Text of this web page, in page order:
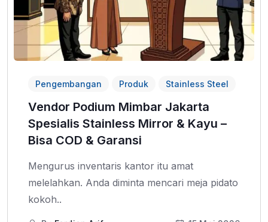
Pengembangan Produk Stainless Steel
Vendor Podium Mimbar Jakarta
Spesialis Stainless Mirror & Kayu –
Bisa COD & Garansi
Mengurus inventaris kantor itu amat
melelahkan. Anda diminta mencari meja pidato
kokoh..